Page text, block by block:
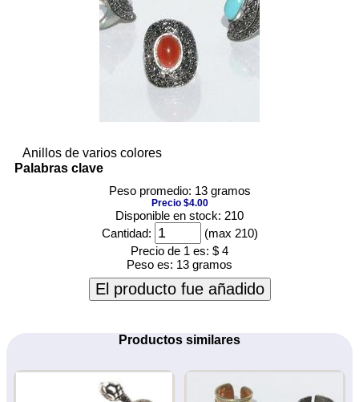
Anillos de varios colores
Palabras clave
Peso promedio: 13 gramos
Precio $4.00
Disponible en stock: 210
Cantidad:
(max 210)
Precio de 1 es: $ 4
Peso es: 13 gramos
El producto fue añadido
Productos similares